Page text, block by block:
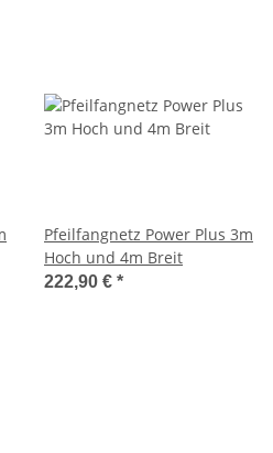
Pfeilfangnetz Power Plus 3m
Hoch und 4m Breit
222,90 € *